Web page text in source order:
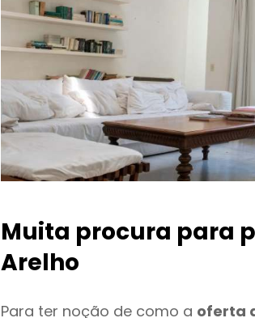
Muita procura para
Arelho
Para ter noção de como a oferta